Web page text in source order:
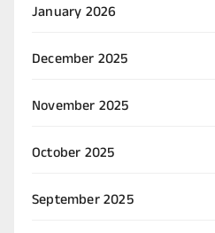
January 2026
December 2025
November 2025
October 2025
September 2025